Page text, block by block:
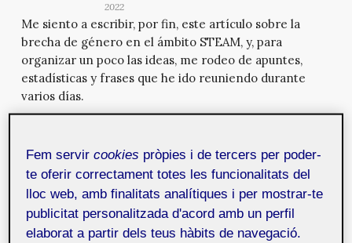
2022
Me siento a escribir, por fin, este artículo sobre la
brecha de género en el ámbito STEAM, y, para
organizar un poco las ideas, me rodeo de apuntes,
estadísticas y frases que he ido reuniendo durante
varios días.
novembre de 2022
Mosaic estrena el curs acadèmic 2022-2023 amb la
publicació d’un número que aborda temes com l’art
digital, la bretxa de gènere en l’àmbit STEAM o la
importància de la tecnologia en l’àmbit de la salut. A
Fem servircookies pròpies i de tercers per poder-
te oferir correctament totes les funcionalitats del
lloc web, amb finalitats analítiques i per mostrar-te
publicitat personalitzada d'acord amb un perfil
elaborat a partir dels teus hàbits de navegació.